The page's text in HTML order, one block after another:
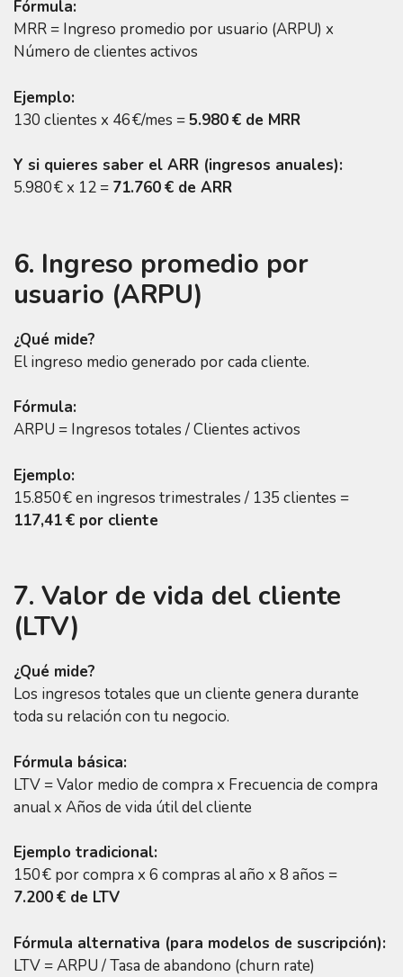
Fórmula:
MRR = Ingreso promedio por usuario (ARPU) x
Número de clientes activos
Ejemplo:
130 clientes x 46 €/mes =5.980 € de MRR
Y si quieres saber el ARR (ingresos anuales):
5.980 € x 12 = 71.760 € de ARR
6. Ingreso promedio por
usuario (ARPU)
¿Qué mide?
El ingreso medio generado por cada cliente.
Fórmula:
ARPU = Ingresos totales / Clientes activos
Ejemplo:
15.850 € en ingresos trimestrales / 135 clientes =
117,41 € por cliente
7. Valor de vida del cliente
(LTV)
¿Qué mide?
Los ingresos totales que un cliente genera durante
toda su relación con tu negocio.
Fórmula básica:
LTV = Valor medio de compra x Frecuencia de compra
anual x Años de vida útil del cliente
Ejemplo tradicional:
150 € por compra x 6 compras al año x 8 años =
7.200 € de LTV
Fórmula alternativa (para modelos de suscripción):
LTV = ARPU / Tasa de abandono (churn rate)